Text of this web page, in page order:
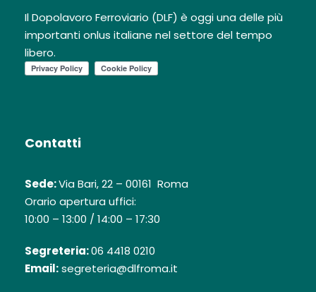
Il Dopolavoro Ferroviario (DLF) è oggi una delle più
importanti onlus italiane nel settore del tempo
libero.
Contatti
Sede:Via Bari, 22 – 00161 Roma
Orario apertura uffici:
10:00 – 13:00 / 14:00 – 17:30
Segreteria:06 4418 0210
Email:segreteria@dlfroma.it